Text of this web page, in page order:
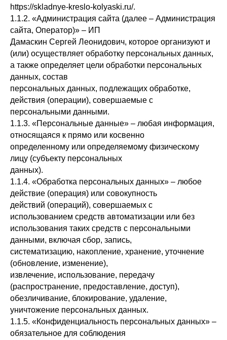
https://skladnye-kreslo-kolyaski.ru/.
1.1.2. «Администрация сайта (далее – Администрация
сайта, Оператор)» – ИП
Дамаскин Сергей Леонидович, которое организуют и
(или) осуществляет обработку персональных данных,
а также определяет цели обработки персональных
данных, состав
персональных данных, подлежащих обработке,
действия (операции), совершаемые с
персональными данными.
1.1.3. «Персональные данные» – любая информация,
относящаяся к прямо или косвенно
определенному или определяемому физическому
лицу (субъекту персональных
данных).
1.1.4. «Обработка персональных данных» – любое
действие (операция) или совокупность
действий (операций), совершаемых с
использованием средств автоматизации или без
использования таких средств с персональными
данными, включая сбор, запись,
систематизацию, накопление, хранение, уточнение
(обновление, изменение),
извлечение, использование, передачу
(распространение, предоставление, доступ),
обезличивание, блокирование, удаление,
уничтожение персональных данных.
1.1.5. «Конфиденциальность персональных данных» –
обязательное для соблюдения